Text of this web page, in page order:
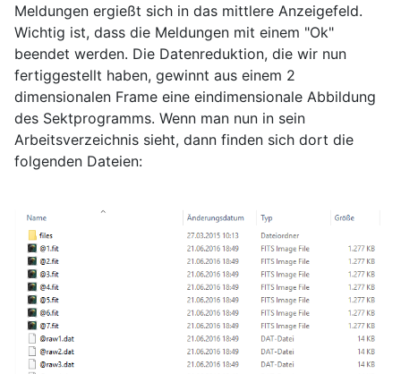
Meldungen ergießt sich in das mittlere Anzeigefeld.
Wichtig ist, dass die Meldungen mit einem "Ok"
beendet werden. Die Datenreduktion, die wir nun
fertiggestellt haben, gewinnt aus einem 2
dimensionalen Frame eine eindimensionale Abbildung
des Sektprogramms. Wenn man nun in sein
Arbeitsverzeichnis sieht, dann finden sich dort die
folgenden Dateien: